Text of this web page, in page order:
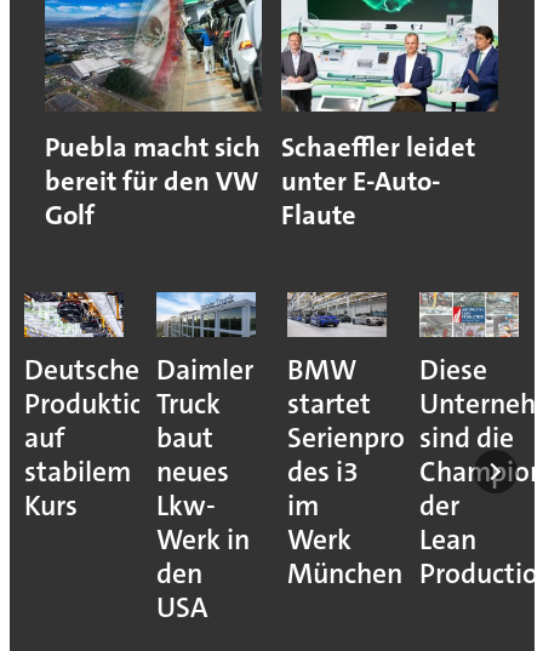
Puebla macht sich
bereit für den VW
Golf
Schaeffler leidet
unter E-Auto-
Flaute
Deutsche
Produktion
auf
stabilem
Kurs
Daimler
Truck
baut
neues
Lkw-
Werk in
den
USA
BMW
startet
Serienproduktion
des i3
im
Werk
München
Diese
sind die
der
Lean